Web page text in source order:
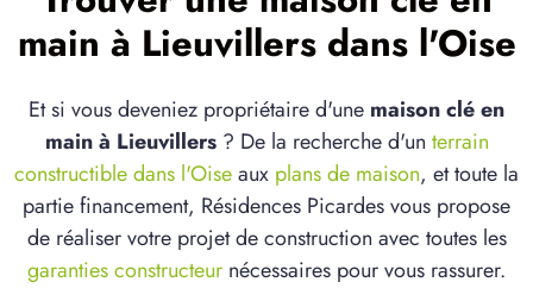
main à Lieuvillers dans l'Oise
Et si vous deveniez propriétaire d'une maison clé en
main à Lieuvillers? De la recherche d'un terrain
constructible dans l'Oiseaux plans de maison, et toute la
partie financement, Résidences Picardes vous propose
de réaliser votre projet de construction avec toutes les
garanties constructeur nécessaires pour vous rassurer.